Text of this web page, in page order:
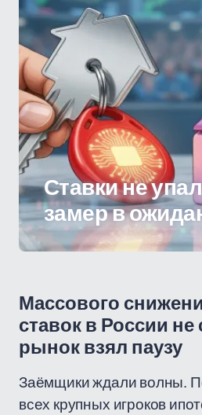
Ставки не
замер в
Массового
ставок в России не
рынок взял паузу
Заёмщики ждали волны.
всех крупных игроков